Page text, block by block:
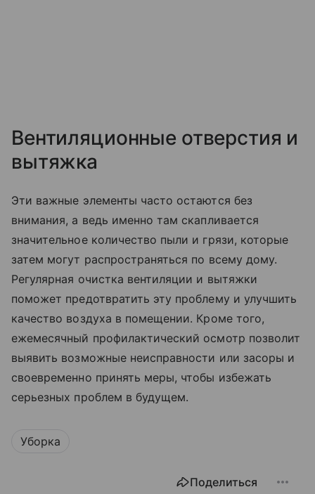
Вентиляционные отверстия и
вытяжка
Эти важные элементы часто остаются без
внимания, а ведь именно там скапливается
значительное количество пыли и грязи, которые
затем могут распространяться по всему дому.
Регулярная очистка вентиляции и вытяжки
поможет предотвратить эту проблему и улучшить
качество воздуха в помещении. Кроме того,
ежемесячный профилактический осмотр позволит
выявить возможные неисправности или засоры и
своевременно принять меры, чтобы избежать
серьезных проблем в будущем.
Уборка
Поделиться